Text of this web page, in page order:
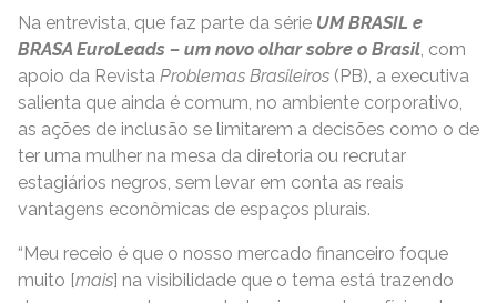
Na entrevista, que faz parte da série UM BRASIL e
BRASA EuroLeads – um novo olhar sobre o Brasil, com
apoio da Revista Problemas Brasileiros (PB), a executiva
salienta que ainda é comum, no ambiente corporativo,
as ações de inclusão se limitarem a decisões como o de
ter uma mulher na mesa da diretoria ou recrutar
estagiários negros, sem levar em conta as reais
vantagens econômicas de espaços plurais.
“Meu receio é que o nosso mercado financeiro foque
muito [mais] na visibilidade que o tema está trazendo